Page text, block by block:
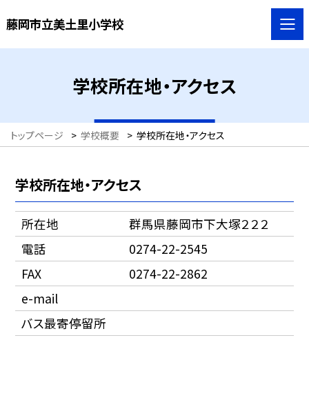
藤岡市立美土里小学校
学校所在地・アクセス
トップページ > 学校概要 > 学校所在地・アクセス
学校所在地・アクセス
所在地
群馬県藤岡市下大塚２２２
電話
0274-22-2545
FAX
0274-22-2862
e-mail
バス最寄停留所